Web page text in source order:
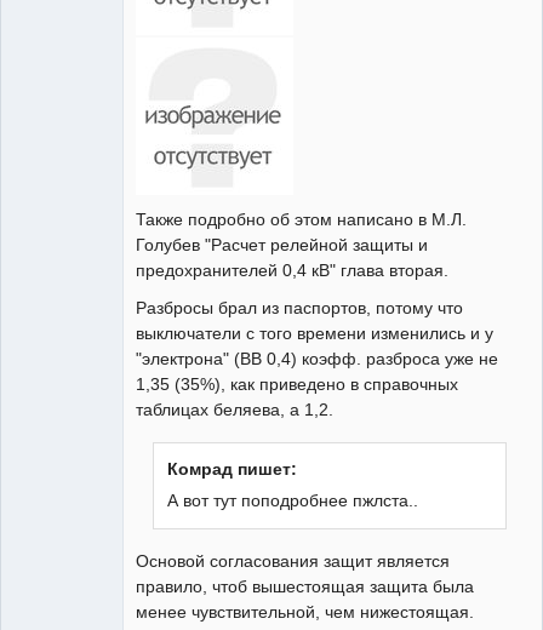
Также подробно об этом написано в М.Л.
Голубев "Расчет релейной защиты и
предохранителей 0,4 кВ" глава вторая.
Разбросы брал из паспортов, потому что
выключатели с того времени изменились и у
"электрона" (ВВ 0,4) коэфф. разброса уже не
1,35 (35%), как приведено в справочных
таблицах беляева, а 1,2.
Комрад пишет:
А вот тут поподробнее пжлста..
Основой согласования защит является
правило, чтоб вышестоящая защита была
менее чувствительной, чем нижестоящая.